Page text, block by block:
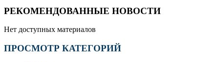
РЕКОМЕНДОВАННЫЕ НОВОСТИ
Нет доступных материалов
ПРОСМОТР КАТЕГОРИЙ